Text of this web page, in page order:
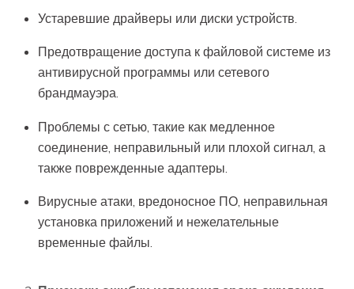
Устаревшие драйверы или диски устройств.
Предотвращение доступа к файловой системе из
антивирусной программы или сетевого
брандмауэра.
Проблемы с сетью, такие как медленное
соединение, неправильный или плохой сигнал, а
также поврежденные адаптеры.
Вирусные атаки, вредоносное ПО, неправильная
установка приложений и нежелательные
временные файлы.